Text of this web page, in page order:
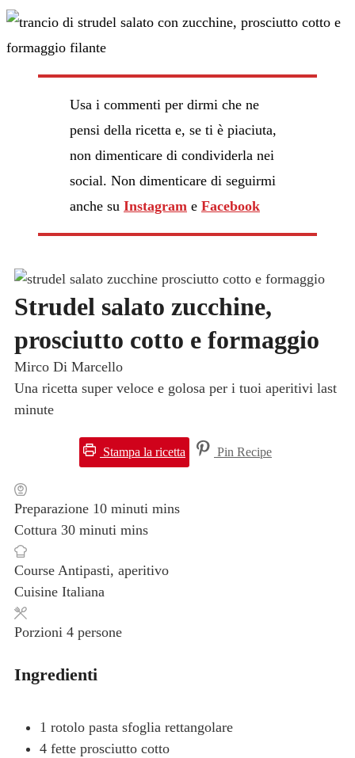
Usa i commenti per dirmi che ne
pensi della ricetta e, se ti è piaciuta,
non dimenticare di condividerla nei
social. Non dimenticare di seguirmi
anche su Instagram e Facebook
Strudel salato zucchine,
prosciutto cotto e formaggio
Mirco Di Marcello
Una ricetta super veloce e golosa per i tuoi aperitivi last
minute
Stampa la ricetta Pin Recipe
Preparazione 10 minuti mins
Cottura 30 minuti mins
Course Antipasti, aperitivo
Cuisine Italiana
Porzioni 4 persone
Ingredienti
1 rotolo pasta sfoglia rettangolare
4 fette prosciutto cotto